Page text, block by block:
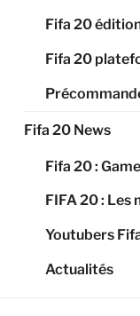
Fifa 20
Fifa 20
Fifa 20 News
Fifa 20 :
FIFA 20 : Les
Youtubers
Actualités